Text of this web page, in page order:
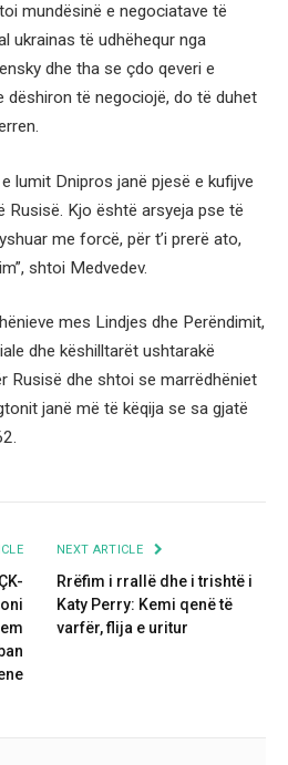
mundësinë e negociatave të
ukrainas të udhëhequr nga
dhe tha se çdo qeveri e
dëshiron të negociojë, do të duhet
lumit Dnipros janë pjesë e kufijve
Rusisë. Kjo është arsyeja pse të
me forcë, për t’i prerë ato,
shtoi Medvedev.
mes Lindjes dhe Perëndimit,
dhe këshilltarët ushtarakë
Rusisë dhe shtoi se marrëdhëniet
janë më të këqija se sa gjatë
NEXT ARTICLE
Rrëfim i rrallë dhe i trishtë i
Katy Perry: Kemi qenë të
varfër, flija e uritur